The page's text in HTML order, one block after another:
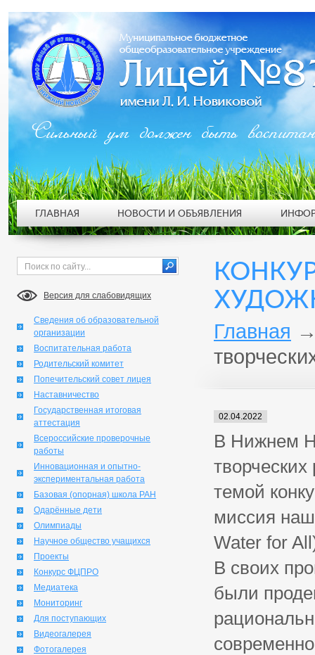
Версия для слабовидящих
Сведения об образовательной
организации
Воспитательная работа
Родительский комитет
Попечительский совет лицея
Наставничество
Государственная итоговая
аттестация
Всероссийские проверочные
работы
Инновационная и опытно-
экспериментальная работа
Базовая (опорная) школа РАН
Одарённые дети
Олимпиады
Научное общество учащихся
Проекты
Конкурс ФЦПРО
Медиатека
Мониторинг
Для поступающих
Видеогалерея
Фотогалерея
Главная
02.04.2022
В Нижнем
темой
миссия
Water for
В своих
были
Сильный ум должен быть
ГЛАВНАЯ НОВОСТИ И ОБЪЯВЛЕНИЯ